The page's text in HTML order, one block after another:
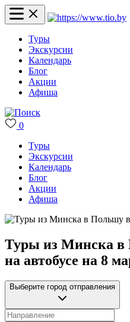
Туры
Экскурсии
Календарь
Блог
Акции
Афиша
0
Туры
Экскурсии
Календарь
Блог
Акции
Афиша
Туры из Минска в
на автобусе на 8
Выберите город отправления